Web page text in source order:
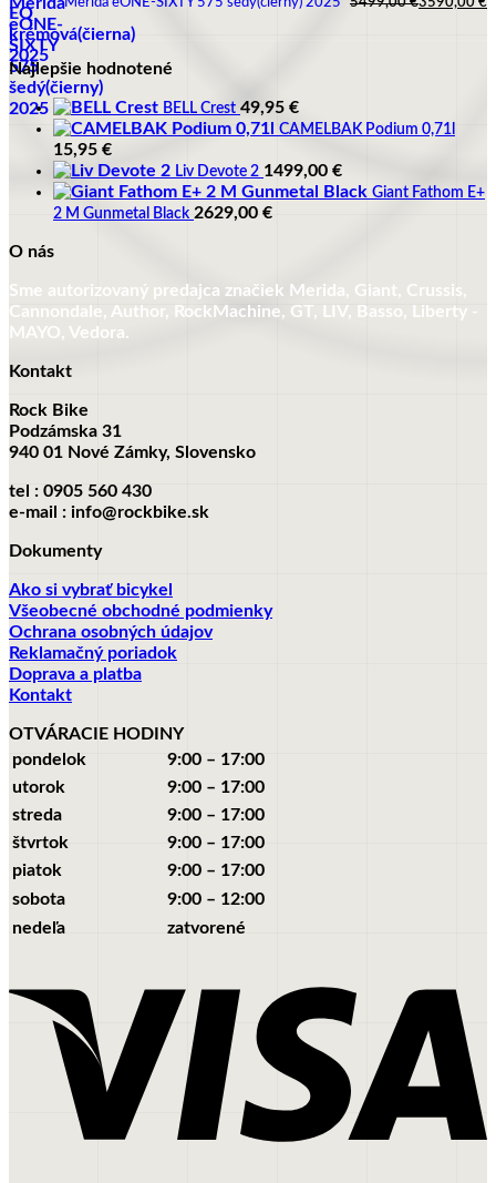
5499,00€
Pôvodná
cena
bola:
5499,00 €.
3590,00 €
Aktuálna
cena
je:
3590,00 €.
Najlepšie hodnotené
BELL Crest 49,95 €
CAMELBAK Podium 0,71l
15,95 €
Liv Devote 2 1499,00 €
Giant Fathom E+
2 M Gunmetal Black 2629,00 €
O nás
Sme autorizovaný predajca značiek Merida, Giant, Crussis,
Cannondale, Author, RockMachine, GT, LIV, Basso, Liberty -
MAYO, Vedora.
Kontakt
Rock Bike
Podzámska 31
940 01 Nové Zámky, Slovensko
tel : 0905 560 430
e-mail : info@rockbike.sk
Dokumenty
Ako si vybrať bicykel
Všeobecné obchodné podmienky
Ochrana osobných údajov
Reklamačný poriadok
Doprava a platba
Kontakt
OTVÁRACIE HODINY
pondelok
9:00 – 17:00
utorok
9:00 – 17:00
streda
9:00 – 17:00
štvrtok
9:00 – 17:00
piatok
9:00 – 17:00
sobota
9:00 – 12:00
nedeľa
zatvorené